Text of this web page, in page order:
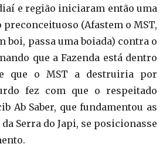
e região iniciaram então uma
preconceituoso (Afastem o MST,
boi, passa uma boiada) contra o
que a Fazenda está dentro
que o MST a destruiria por
fez com que o respeitado
Ab Saber, que fundamentou as
Serra do Japi, se posicionasse